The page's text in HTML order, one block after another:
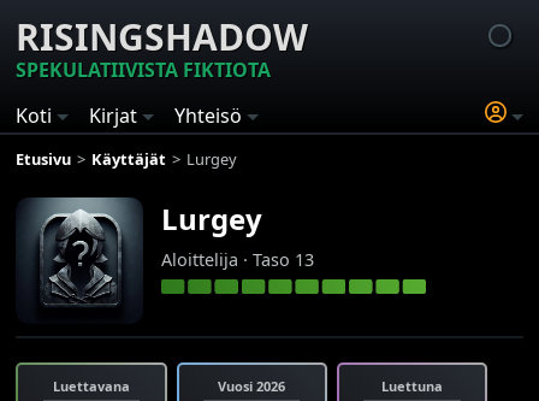
RISINGSHADOW
SPEKULATIIVISTA FIKTIOTA
Koti
Kirjat Yhteisö
Etusivu Käyttäjät Lurgey
Lurgey
Aloittelija · Taso 13
Luettavana Vuosi 2026 Luettuna